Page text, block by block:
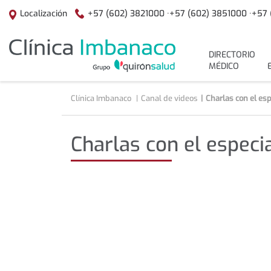
Localización +57 (602) 3821000 ·+57 (602) 3851000 ·+57
DIRECTORIO
MÉDICO
Clínica Imbanaco Canal de videos Charlas con el
Charlas con el